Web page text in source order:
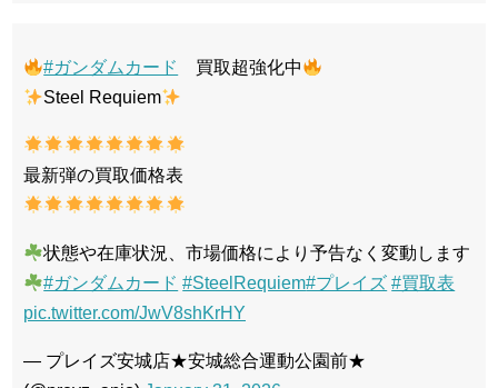
#ガンダムカード
買取超強化中
Steel Requiem
最新弾の買取価格表
状態や在庫状況、市場価格により予告なく変動します
#ガンダムカード #SteelRequiem#プレイズ #買取表
pic.twitter.com/JwV8shKrHY
— プレイズ安城店★安城総合運動公園前★